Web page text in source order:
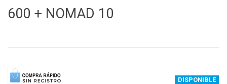
600 + NOMAD 10
DISPONIBLE
1 of 4